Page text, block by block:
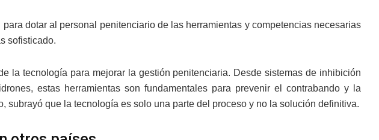
dotar al personal penitenciario de las herramientas y competencias necesarias
sofisticado.
la tecnología para mejorar la gestión penitenciaria. Desde sistemas de inhibición
estas herramientas son fundamentales para prevenir el contrabando y la
subrayó que la tecnología es solo una parte del proceso y no la solución definitiva.